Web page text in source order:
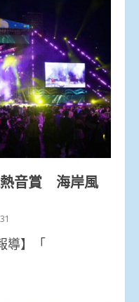
熱音賞 海岸風
導】「